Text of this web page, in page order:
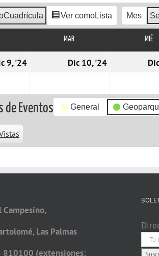
Cuadrícula Ver comoLista Mes
MARMARTES MIÉ
9, '2409/12/2024Dic 10, '2410/12/2024
de Eventos General
Campesino,
Las Palmas
810100 (extensiones: